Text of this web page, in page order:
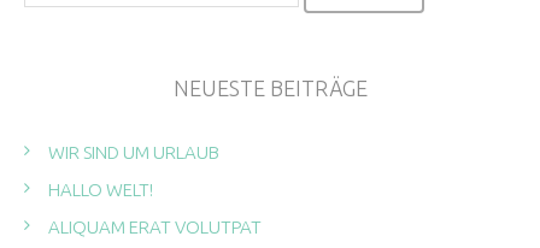
NEUESTE BEITRÄGE
WIR SIND UM URLAUB
HALLO WELT!
ALIQUAM ERAT VOLUTPAT